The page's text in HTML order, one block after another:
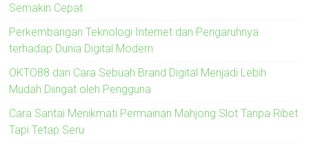
Semakin Cepat
Perkembangan Teknologi Internet dan Pengaruhnya
terhadap Dunia Digital Modern
OKTO88 dan Cara Sebuah Brand Digital Menjadi Lebih
Mudah Diingat oleh Pengguna
Cara Santai Menikmati Permainan Mahjong Slot Tanpa Ribet
Tapi Tetap Seru